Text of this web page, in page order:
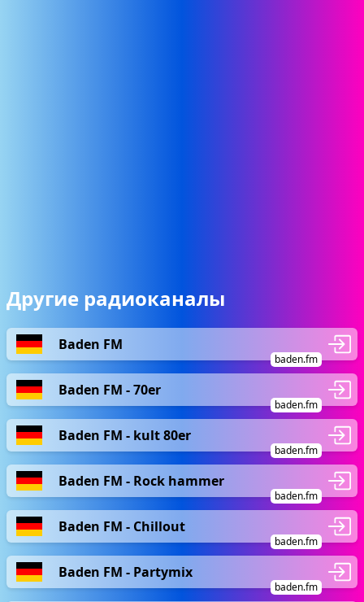
Другие радиоканалы
Baden FM
baden.fm
Baden FM - 70er
baden.fm
Baden FM - kult 80er
baden.fm
Baden FM - Rock hammer
baden.fm
Baden FM - Chillout
baden.fm
Baden FM - Partymix
baden.fm